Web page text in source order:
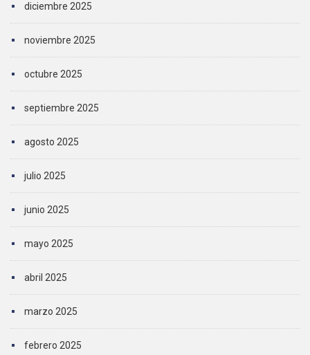
diciembre 2025
noviembre 2025
octubre 2025
septiembre 2025
agosto 2025
julio 2025
junio 2025
mayo 2025
abril 2025
marzo 2025
febrero 2025